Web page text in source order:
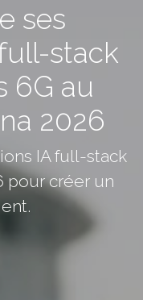
ses
stack
6G au
2026
IA full-stack
pour créer un